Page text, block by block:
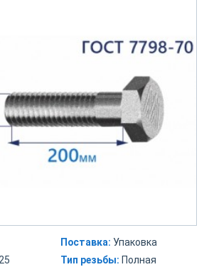
25
Поставка: Упаковка
Тип резьбы: Полная